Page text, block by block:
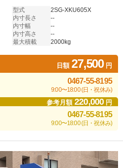
型式
2SG-XKU605X
内寸長さ
--
内寸幅
--
内寸高さ
--
最大積載
2000kg
日額27,500円
0467-55-8195
9:00〜18:00 (日・祝休み)
参考月額220,000円
0467-55-8195
9:00〜18:00 (日・祝休み)